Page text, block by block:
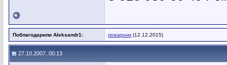
Поблагодарили Aleksandr1: пожарник (12.12.2015)
27.10.2007, 00:13